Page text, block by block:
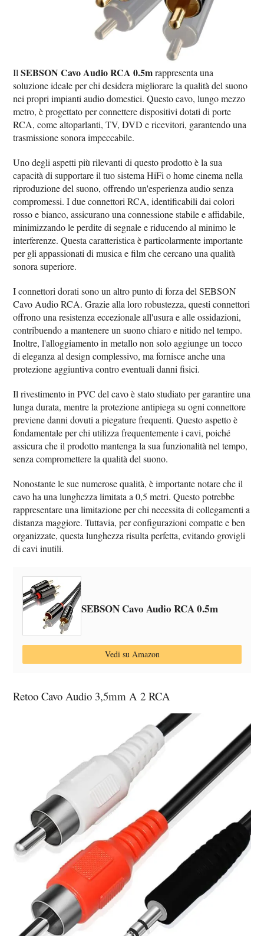
IlSEBSON Cavo Audio RCA 0.5mrappresenta una
soluzione ideale per chi desidera migliorare la qualità del suono
nei propri impianti audio domestici. Questo cavo, lungo mezzo
metro, è progettato per connettere dispositivi dotati di porte
RCA, come altoparlanti, TV, DVD e ricevitori, garantendo una
trasmissione sonora impeccabile.
Uno degli aspetti più rilevanti di questo prodotto è la sua
capacità di supportare il tuo sistema HiFi o home cinema nella
riproduzione del suono, offrendo un'esperienza audio senza
compromessi. I due connettori RCA, identificabili dai colori
rosso e bianco, assicurano una connessione stabile e affidabile,
minimizzando le perdite di segnale e riducendo al minimo le
interferenze. Questa caratteristica è particolarmente importante
per gli appassionati di musica e film che cercano una qualità
sonora superiore.
I connettori dorati sono un altro punto di forza del SEBSON
Cavo Audio RCA. Grazie alla loro robustezza, questi connettori
offrono una resistenza eccezionale all'usura e alle ossidazioni,
contribuendo a mantenere un suono chiaro e nitido nel tempo.
Inoltre, l'alloggiamento in metallo non solo aggiunge un tocco
di eleganza al design complessivo, ma fornisce anche una
protezione aggiuntiva contro eventuali danni fisici.
Il rivestimento in PVC del cavo è stato studiato per garantire una
lunga durata, mentre la protezione antipiega su ogni connettore
previene danni dovuti a piegature frequenti. Questo aspetto è
fondamentale per chi utilizza frequentemente i cavi, poiché
assicura che il prodotto mantenga la sua funzionalità nel tempo,
senza compromettere la qualità del suono.
Nonostante le sue numerose qualità, è importante notare che il
cavo ha una lunghezza limitata a 0,5 metri. Questo potrebbe
rappresentare una limitazione per chi necessita di collegamenti a
distanza maggiore. Tuttavia, per configurazioni compatte e ben
organizzate, questa lunghezza risulta perfetta, evitando grovigli
di cavi inutili.
SEBSON Cavo Audio RCA 0.5m
Vedi su Amazon
Retoo Cavo Audio 3,5mm A 2 RCA